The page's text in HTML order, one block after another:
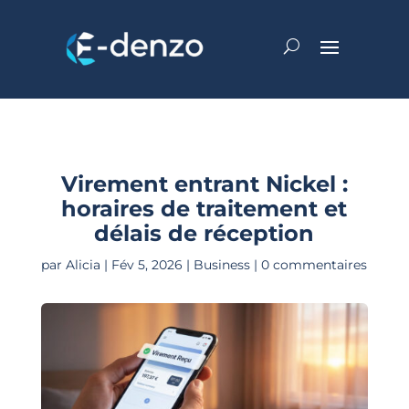
Virement entrant Nickel :
horaires de traitement et
délais de réception
parAlicia | Fév 5, 2026 | Business |0 commentaires